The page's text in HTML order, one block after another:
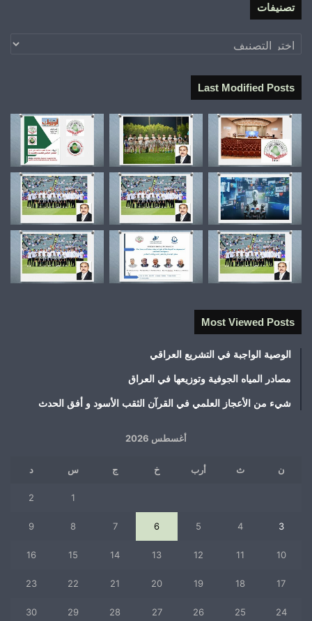
تصنيفات
تصنيفات
Last Modified Posts
Most Viewed Posts
الوصية الواجبة في التشريع العراقي
مصادر المياه الجوفية وتوزيعها في العراق
شيء من الأعجاز العلمي في القرآن الثقب الأسود و أفق الحدث
أغسطس 2026
ن ث أرب خ ج س د
1
2
3
4
5
6
7
8
9
10
11
12
13
14
15
16
17
18
19
20
21
22
23
24
25
26
27
28
29
30